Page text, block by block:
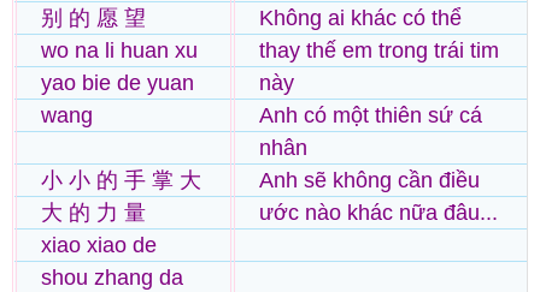
别 的 愿 望
wo na li huan xu
yao bie de yuan
wang
小 小 的 手 掌 大
大 的 力 量
xiao xiao de
shou zhang da
Không ai khác có thể
thay thế em trong trái tim
này
Anh có một thiên sứ cá
nhân
Anh sẽ không cần điều
ước nào khác nữa đâu...